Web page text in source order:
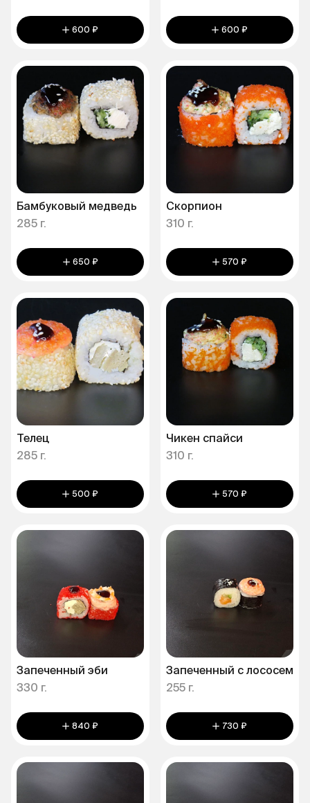
600 ₽ 600 ₽
Бамбуковый медведь
285 г.
650 ₽
Скорпион
310 г.
570 ₽
Телец
285 г.
500 ₽
Чикен спайси
310 г.
570 ₽
Запеченный эби
330 г.
840 ₽
Запеченный с лососем
255 г.
730 ₽